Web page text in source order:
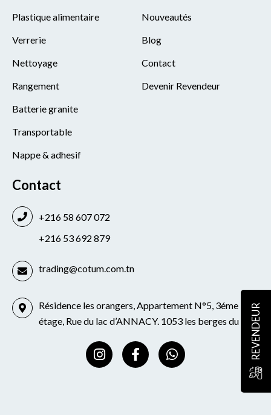
Plastique alimentaire
Verrerie
Nettoyage
Rangement
Batterie granite
Transportable
Nappe & adhesif
Nouveautés
Blog
Contact
Devenir Revendeur
Contact
+216 58 607 072
+216 53 692 879
trading@cotum.com.tn
Résidence les orangers, Appartement N°5, 3éme
étage, Rue du lac d’ANNACY. 1053 les berges du lac
I
n
s
F
a
c
W
h
a
REVENDEUR